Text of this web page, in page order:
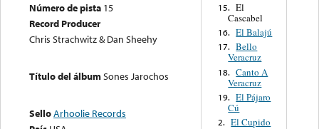
Número de pista 15
Record Producer
Chris Strachwitz & Dan Sheehy
Título del álbumSones Jarochos
SelloArhoolie Records
15. El
Cascabel
16. El Balajú
17. Bello
Veracruz
18. Canto A
Veracruz
19. El Pájaro
Cú
2. El Cupido